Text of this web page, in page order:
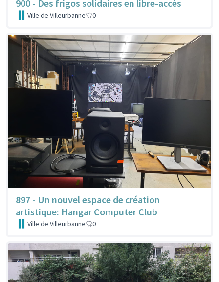
900 - Des frigos solidaires en libre-accès
Ville de Villeurbanne 0
897 - Un nouvel espace de création
artistique: Hangar Computer Club
Ville de Villeurbanne 0